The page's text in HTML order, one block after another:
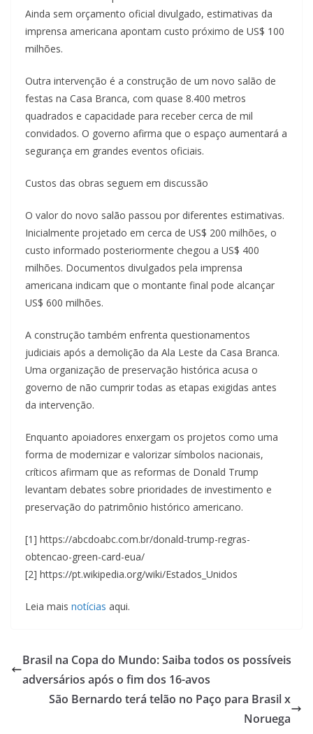
Ainda sem orçamento oficial divulgado, estimativas da
imprensa americana apontam custo próximo de US$ 100
milhões.
Outra intervenção é a construção de um novo salão de
festas na Casa Branca, com quase 8.400 metros
quadrados e capacidade para receber cerca de mil
convidados. O governo afirma que o espaço aumentará a
segurança em grandes eventos oficiais.
Custos das obras seguem em discussão
O valor do novo salão passou por diferentes estimativas.
Inicialmente projetado em cerca de US$ 200 milhões, o
custo informado posteriormente chegou a US$ 400
milhões. Documentos divulgados pela imprensa
americana indicam que o montante final pode alcançar
US$ 600 milhões.
A construção também enfrenta questionamentos
judiciais após a demolição da Ala Leste da Casa Branca.
Uma organização de preservação histórica acusa o
governo de não cumprir todas as etapas exigidas antes
da intervenção.
Enquanto apoiadores enxergam os projetos como uma
forma de modernizar e valorizar símbolos nacionais,
críticos afirmam que as reformas de Donald Trump
levantam debates sobre prioridades de investimento e
preservação do patrimônio histórico americano.
[1] https://abcdoabc.com.br/donald-trump-regras-
obtencao-green-card-eua/
[2] https://pt.wikipedia.org/wiki/Estados_Unidos
Leia mais notícias aqui.
Brasil na Copa do Mundo: Saiba todos os possíveis
adversários após o fim dos 16-avos
São Bernardo terá telão no Paço para Brasil x
Noruega